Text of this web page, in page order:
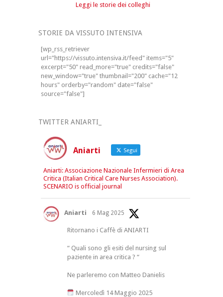
Leggi le storie dei colleghi
STORIE DA VISSUTO INTENSIVA
[wp_rss_retriever
url="https://vissuto.intensiva.it/feed" items="5"
excerpt="50" read_more="true" credits="false"
new_window="true" thumbnail="200" cache="12
hours" orderby="random" date="false"
source="false"]
TWITTER ANIARTI_
Aniarti Segui
Aniarti: Associazione Nazionale Infermieri di Area
Critica (Italian Critical Care Nurses Association).
SCENARIO is official journal
Aniarti 6 Mag 2025
Ritornano i Caffè di ANIARTI
“ Quali sono gli esiti del nursing sul
paziente in area critica ? “
Ne parleremo con Matteo Danielis
Mercoledì 14 Maggio 2025